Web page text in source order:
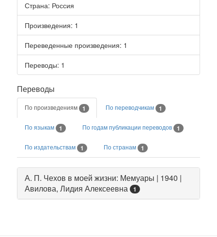
Страна: Россия
Произведения: 1
Переведенные произведения: 1
Переводы: 1
Переводы
По произведениям 1 По переводчикам 1
По языкам 1 По годам публикации переводов 1
По издательствам 1 По странам 1
А. П. Чехов в моей жизни: Мемуары | 1940 |
Авилова, Лидия Алексеевна
1